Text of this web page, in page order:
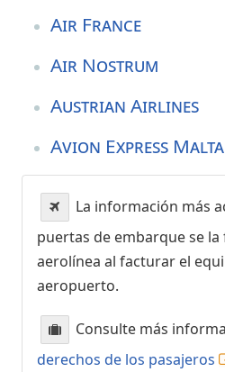
Air France
Air Nostrum
Austrian Airlines
Avion Express Malta
La información más
puertas de embarque se la
aerolínea al facturar el
aeropuerto.
Consulte más
derechos de los pasajeros